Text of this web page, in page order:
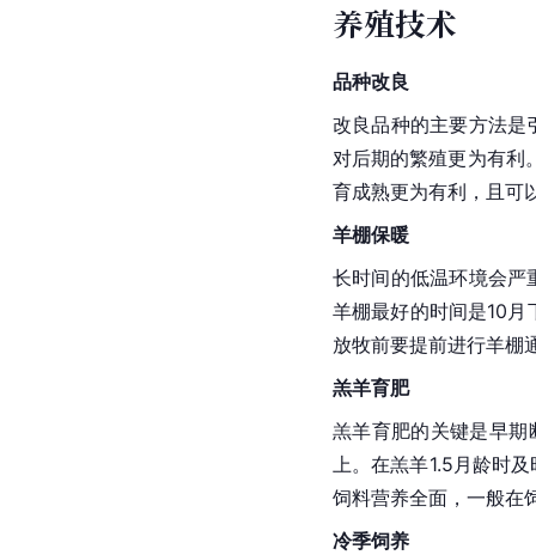
养殖技术
品种改良
改良品种的主要方法是
对后期的繁殖更为有利
育成熟更为有利，且可
羊棚保暖
长时间的低温环境会严
羊棚最好的时间是10
放牧前要提前进行羊棚
羔羊育肥
羔羊育肥的关键是早
上。在羔羊1.5月龄时
饲料营养全面，一般在
冷季饲养